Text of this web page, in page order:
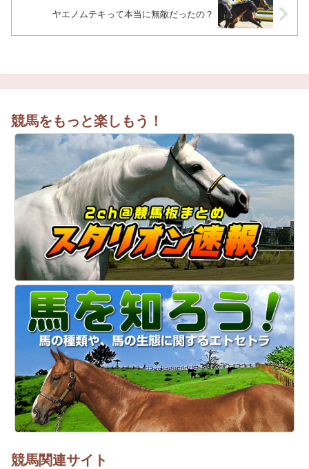
ヤエノムテキって本当に無敵だったの？
競馬をもっと楽しもう！
競馬関連サイト